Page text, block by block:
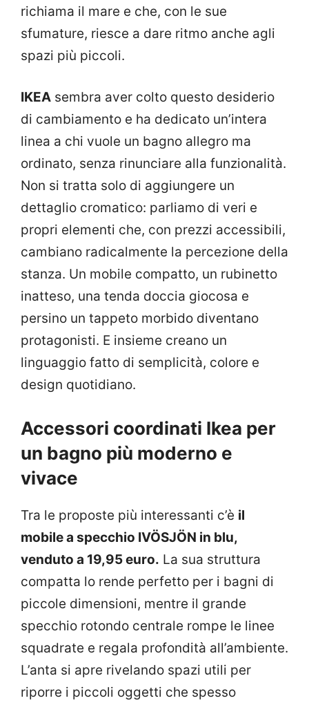
richiama il mare e che, con le sue
sfumature, riesce a dare ritmo anche agli
spazi più piccoli.
IKEA sembra aver colto questo desiderio
di cambiamento e ha dedicato un’intera
linea a chi vuole un bagno allegro ma
ordinato, senza rinunciare alla funzionalità.
Non si tratta solo di aggiungere un
dettaglio cromatico: parliamo di veri e
propri elementi che, con prezzi accessibili,
cambiano radicalmente la percezione della
stanza. Un mobile compatto, un rubinetto
inatteso, una tenda doccia giocosa e
persino un tappeto morbido diventano
protagonisti. E insieme creano un
linguaggio fatto di semplicità, colore e
design quotidiano.
Accessori coordinati Ikea per
un bagno più moderno e
vivace
Tra le proposte più interessanti c’è il
mobile a specchio IVÖSJÖN in blu,
venduto a 19,95 euro. La sua struttura
compatta lo rende perfetto per i bagni di
piccole dimensioni, mentre il grande
specchio rotondo centrale rompe le linee
squadrate e regala profondità all’ambiente.
L’anta si apre rivelando spazi utili per
riporre i piccoli oggetti che spesso